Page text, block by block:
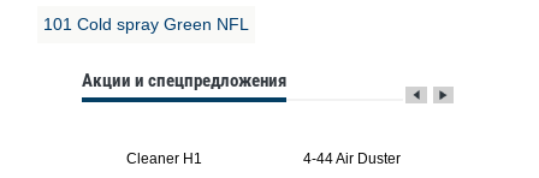
101 Cold spray Green NFL
Акции и спецпредложения
Cleaner H1 4-44 Air Duster